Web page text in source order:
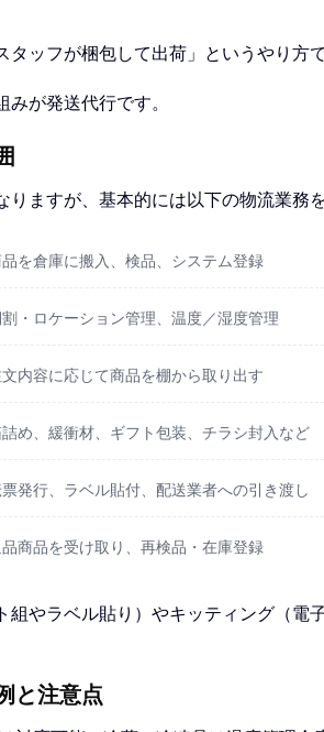
タッフが梱包して出荷」というやり方
が発送代行です。
ますが、基本的には以下の物流業務
を倉庫に搬入、検品、システム登録
・ロケーション管理、温度／湿度管理
内容に応じて商品を棚から取り出す
め、緩衝材、ギフト包装、チラシ封入など
発行、ラベル貼付、配送業者への引き渡し
商品を受け取り、再検品・在庫登録
組やラベル貼り）やキッティング（電
と注意点